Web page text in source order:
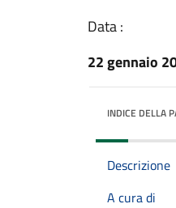
Data :
22 gennaio
INDICE DELLA
Descrizione
A cura di